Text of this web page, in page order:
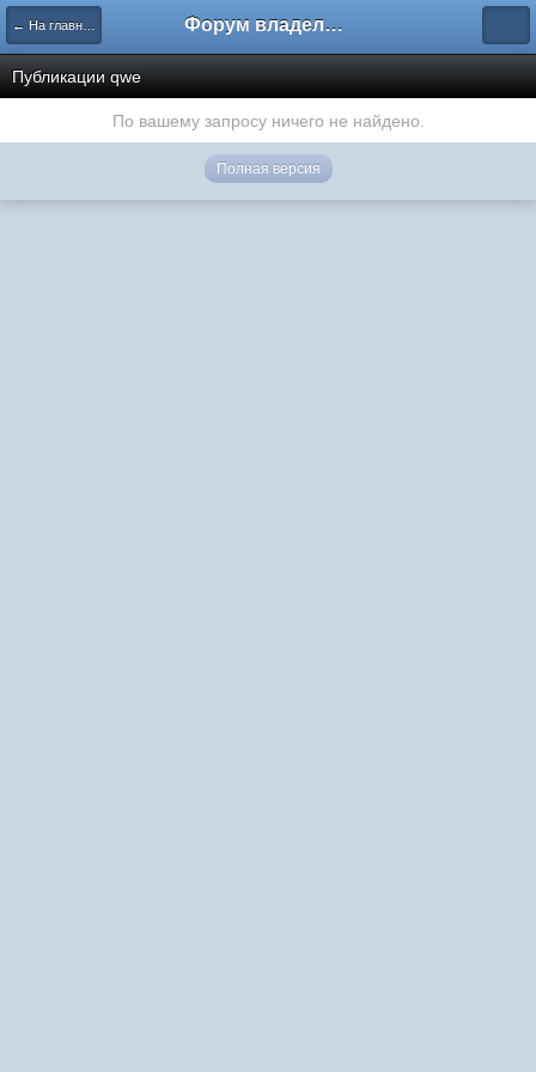
← На главную Форум владельцев интернет-магазинов
Публикации qwe
По вашему запросу ничего не найдено.
Полная версия